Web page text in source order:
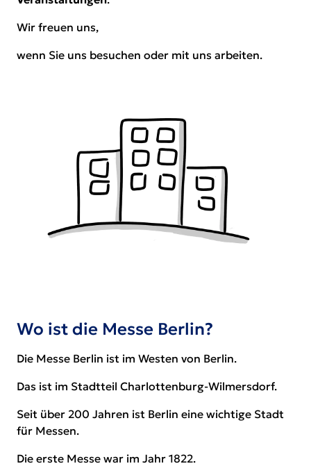
Wir freuen uns,
wenn Sie uns besuchen oder mit uns arbeiten.
Wo ist die Messe Berlin?
Die Messe Berlin ist im Westen von Berlin.
Das ist im Stadtteil Charlottenburg-Wilmersdorf.
Seit über 200 Jahren ist Berlin eine wichtige Stadt
für Messen.
Die erste Messe war im Jahr 1822.